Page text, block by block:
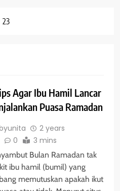
23
Agar Ibu Hamil Lancar
Puasa Ramadan
2 years
0 3 mins
Bulan Ramadan tak
ibu hamil (bumil) yang
memutuskan apakah ikut